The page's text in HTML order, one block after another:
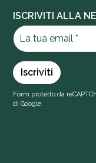
ISCRIVITI ALLA
Form protetto da
di Google.